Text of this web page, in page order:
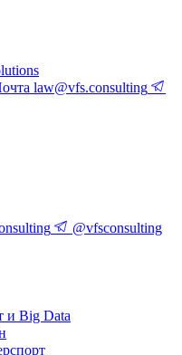
law@vfs.consulting
@vfsconsulting
и Big Data